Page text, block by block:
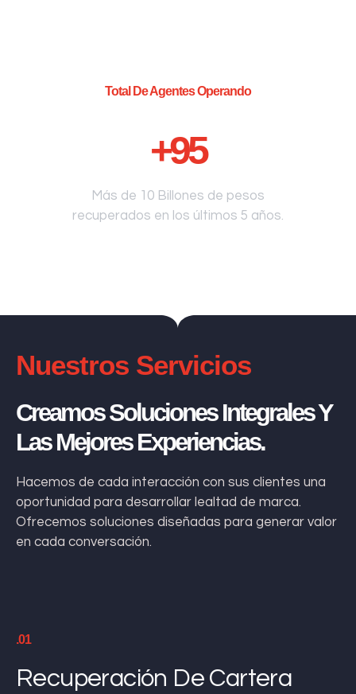
Total De Agentes Operando
+95
Más de 10 Billones de pesos
recuperados en los últimos 5 años.
Nuestros Servicios
Creamos Soluciones Integrales Y
Las Mejores Experiencias.
Hacemos de cada interacción con sus clientes una
oportunidad para desarrollar lealtad de marca.
Ofrecemos soluciones diseñadas para generar valor
en cada conversación.
.01
Recuperación De Cartera